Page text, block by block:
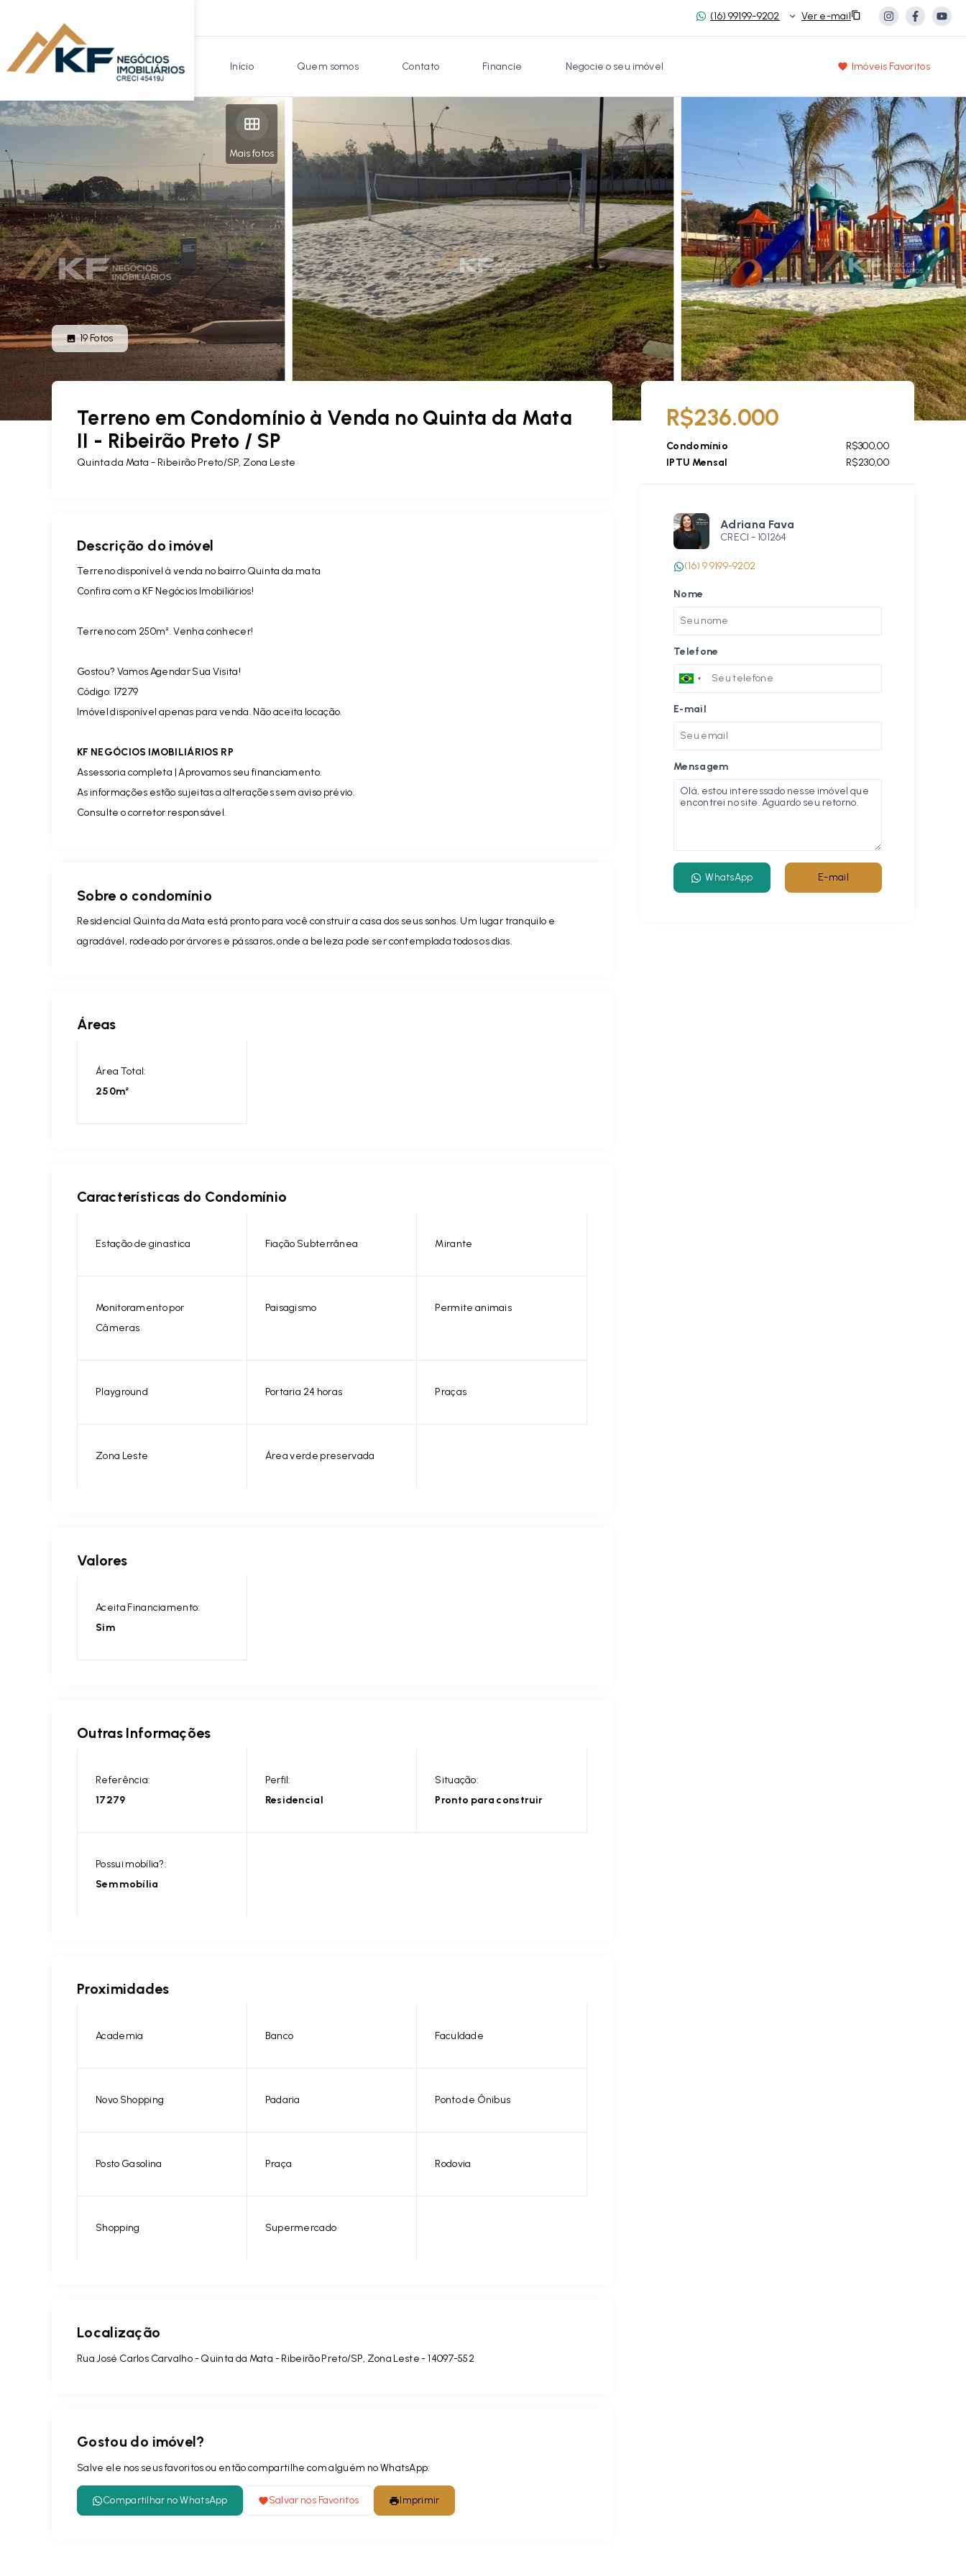
(16) 99199-9202 Ver e-mail
Início Quem somos Contato Financie Negocie o seu imóvel Imóveis Favoritos
Mais fotos
19Fotos
Terreno em Condomínio à Venda no Quinta da Mata
II - Ribeirão Preto / SP
Quinta da Mata - Ribeirão Preto/SP, Zona Leste
Descrição do imóvel
Terreno disponível à venda no bairro Quinta da mata
Confira com a KF Negócios Imobiliários!
Terreno com 250m². Venha conhecer!
Gostou? Vamos Agendar Sua Visita!
Código: 17279
Imóvel disponível apenas para venda. Não aceita locação.
KF NEGÓCIOS IMOBILIÁRIOS RP
Assessoria completa | Aprovamos seu financiamento.
As informações estão sujeitas a alterações sem aviso prévio.
Consulte o corretor responsável.
Sobre o condomínio
Residencial Quinta da Mata está pronto para você construir a casa dos seus sonhos. Um lugar tranquilo e
agradável, rodeado por árvores e pássaros, onde a beleza pode ser contemplada todos os dias.
Áreas
Área Total:
250m²
Características do Condomínio
Estação de ginastica Fiação Subterrânea Mirante
Monitoramento por
Câmeras
Paisagismo Permite animais
Playground Portaria 24 horas Praças
Zona Leste Área verde preservada
Valores
Aceita Financiamento:
Sim
Outras Informações
Referência:
17279
Perfil:
Residencial
Situação:
Pronto para construir
Possui mobília?:
Sem mobília
Proximidades
Academia Banco Faculdade
Novo Shopping Padaria Ponto de Ônibus
Posto Gasolina Praça Rodovia
Shopping Supermercado
Localização
Rua José Carlos Carvalho - Quinta da Mata - Ribeirão Preto/SP, Zona Leste - 14097-552
Gostou do imóvel?
Salve ele nos seus favoritos ou então compartilhe com alguém no WhatsApp:
Compartilhar no WhatsApp Salvar nos Favoritos Imprimir
R$236.000
Condomínio
R$300,00
IPTU Mensal
R$230,00
Adriana Fava
CRECI - 101264
(16) 9 9199-9202
Nome
Telefone
E-mail
Mensagem
WhatsApp E-mail